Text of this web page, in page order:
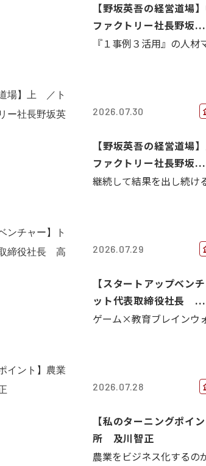
【野坂英吾の経営道場
ファクトリー社長野坂...
『１事例３活用』の人材
2026.07.30
【野坂英吾の経営道場
ファクトリー社長野坂...
継続して結果を出し続け
2026.07.29
【スタートアップベン
ット代表取締役社長 ...
ゲーム×教育ブレインウ
2026.07.28
【私のターニングポイ
所 及川智正
農業をビジネス化するの